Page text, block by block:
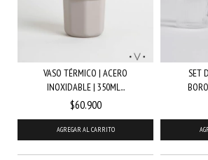
VASO TÉRMICO | ACERO
INOXIDABLE | 350ML...
$60.900
SET